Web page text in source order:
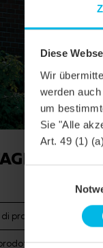
Diese
Wir
werden
um
Sie "Alle
Art. 49 (1)
prodotto